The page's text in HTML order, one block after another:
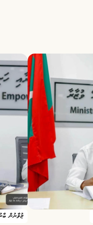
ޒުވާނުން